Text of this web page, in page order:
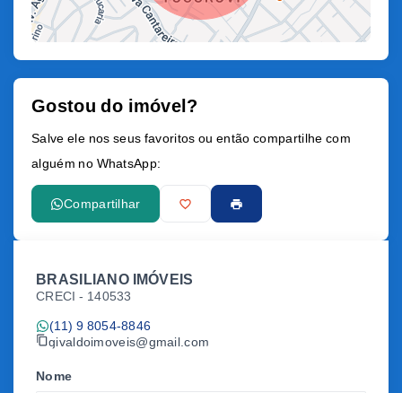
Gostou do imóvel?
Salve ele nos seus favoritos ou então compartilhe com
alguém no WhatsApp:
Compartilhar
BRASILIANO IMÓVEIS
CRECI - 140533
(11) 9 8054-8846
givaldoimoveis@gmail.com
Nome